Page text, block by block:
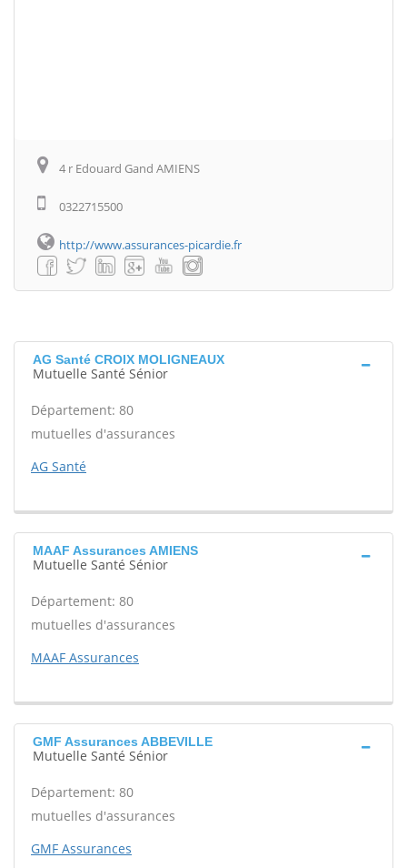
4 r Edouard Gand AMIENS
0322715500
http://www.assurances-picardie.fr
AG Santé CROIX MOLIGNEAUX
Mutuelle Santé Sénior
Département: 80
mutuelles d'assurances
AG Santé
MAAF Assurances AMIENS
Mutuelle Santé Sénior
Département: 80
mutuelles d'assurances
MAAF Assurances
GMF Assurances ABBEVILLE
Mutuelle Santé Sénior
Département: 80
mutuelles d'assurances
GMF Assurances